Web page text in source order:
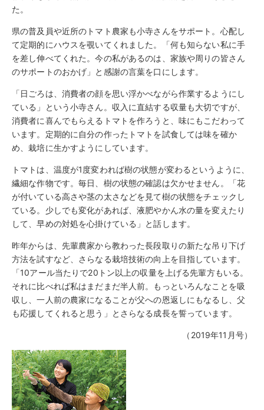
た。
県の普及員や近所のトマト農家も小寺さんをサポート。心配し
て定期的にハウスを覗いてくれました。「何も知らない私に手
を差し伸べてくれた。今の私があるのは、家族や周りの皆さん
のサポートのおかげ」と感謝の言葉を口にします。
「日ごろは、消費者の顔を思い浮かべながら作業するようにし
ている」という小寺さん。収入に直結する収量も大切ですが、
消費者に喜んでもらえるトマトを作ろうと、味にもこだわって
います。定期的に自分の作ったトマトを試食しては味を確か
め、栽培に生かすようにしています。
トマトは、温度が1度変われば樹の状態が変わるというように、
繊細な作物です。毎日、樹の状態の確認は欠かせません。「花
が付いている高さや茎の太さなどを見て樹の状態をチェックし
ている。少しでも変化があれば、液肥やかん水の量を変えたり
して、早めの対処を心掛けている」と話します。
昨年からは、先輩農家から教わった長段取りの新たな吊り下げ
方法を試すなど、さらなる栽培技術の向上を目指しています。
「10アール当たりで20トン以上の収量を上げる先輩方もいる。
それに比べれば私はまだまだ半人前。もっといろんなことを吸
収し、一人前の農家になることが父への恩返しにもなるし、父
も応援してくれると思う」とさらなる成長を誓っています。
（2019年11月号）